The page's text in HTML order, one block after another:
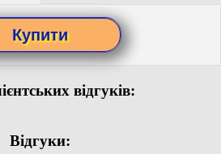
відгуків:
Відгуки: